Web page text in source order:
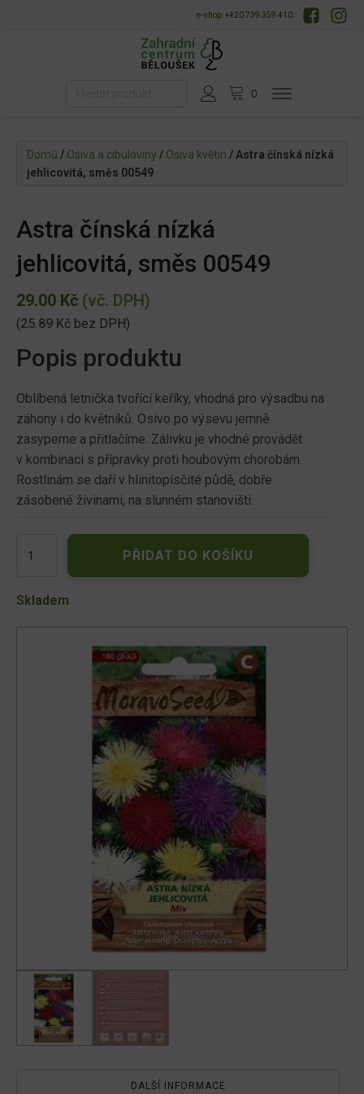
e-shop: +420 739 359 410
Domů / Osiva a cibuloviny / Osiva květin / Astra čínská nízká
jehlicovitá, směs 00549
Astra čínská nízká
jehlicovitá, směs 00549
29.00 Kč (vč. DPH)
(25.89 Kč bez DPH)
Popis produktu
Oblíbená letnička tvořící keříky, vhodná pro výsadbu na
záhony i do květníků. Osivo po výsevu jemně
zasypeme a přitlačíme. Zálivku je vhodné provádět
v kombinaci s přípravky proti houbovým chorobám.
Rostlinám se daří v hlinitopísčité půdě, dobře
zásobené živinami, na slunném stanovišti.
čínská
jehlicovitá,
PŘIDAT DO KOŠÍKU
Skladem
DALŠÍ INFORMACE